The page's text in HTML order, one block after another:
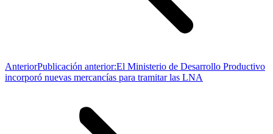
AnteriorPublicación anterior:El Ministerio de Desarrollo Productivo
incorporó nuevas mercancías para tramitar las LNA